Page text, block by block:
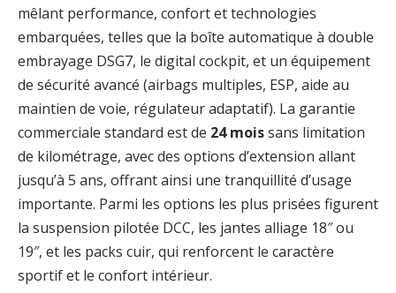
mêlant performance, confort et technologies
embarquées, telles que la boîte automatique à double
embrayage DSG7, le digital cockpit, et un équipement
de sécurité avancé (airbags multiples, ESP, aide au
maintien de voie, régulateur adaptatif). La garantie
commerciale standard est de 24 moissans limitation
de kilométrage, avec des options d’extension allant
jusqu’à 5 ans, offrant ainsi une tranquillité d’usage
importante. Parmi les options les plus prisées figurent
la suspension pilotée DCC, les jantes alliage 18″ ou
19″, et les packs cuir, qui renforcent le caractère
sportif et le confort intérieur.